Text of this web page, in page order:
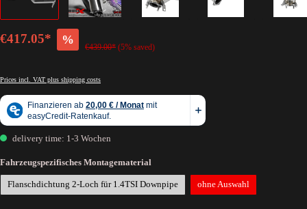
€417.05* %
€439.00* (5% saved)
Prices incl. VAT plus shipping costs
delivery time: 1-3 Wochen
Fahrzeugspezifisches Montagematerial
Flanschdichtung 2-Loch für 1.4TSI Downpipe ohne Auswahl